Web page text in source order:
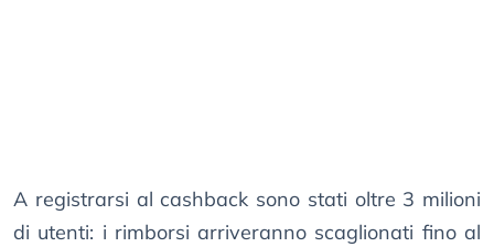
A registrarsi al cashback sono stati oltre 3 milioni
di utenti: i rimborsi arriveranno scaglionati fino al